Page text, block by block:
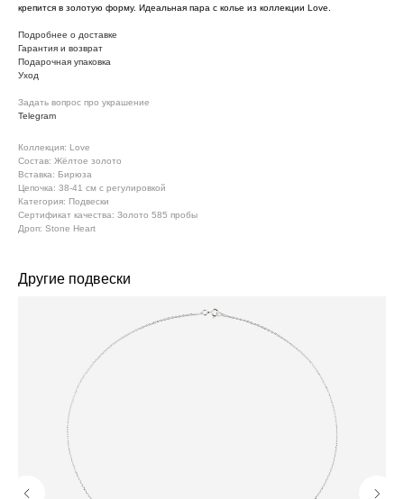
крепится в золотую форму. Идеальная пара с колье из коллекции Love.
Подробнее о доставке
Гарантия и возврат
Подарочная упаковка
Уход
Задать вопрос про украшение
Telegram
Коллекция: Love
Состав: Жёлтое золото
Вставка: Бирюза
Цепочка: 38-41 см с регулировкой
Категория: Подвески
Сертификат качества: Золото 585 пробы
Дроп: Stone Heart
Другие подвески